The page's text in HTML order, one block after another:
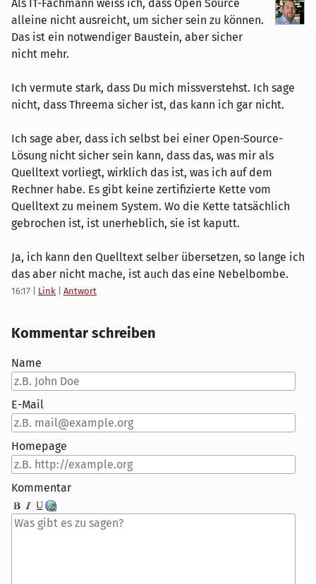
Als IT-Fachmann weiss ich, dass Open Source
alleine nicht ausreicht, um sicher sein zu können.
Das ist ein notwendiger Baustein, aber sicher
nicht mehr.
Ich vermute stark, dass Du mich missverstehst. Ich sage
nicht, dass Threema sicher ist, das kann ich gar nicht.
Ich sage aber, dass ich selbst bei einer Open-Source-
Lösung nicht sicher sein kann, dass das, was mir als
Quelltext vorliegt, wirklich das ist, was ich auf dem
Rechner habe. Es gibt keine zertifizierte Kette vom
Quelltext zu meinem System. Wo die Kette tatsächlich
gebrochen ist, ist unerheblich, sie ist kaputt.
Ja, ich kann den Quelltext selber übersetzen, so lange ich
das aber nicht mache, ist auch das eine Nebelbombe.
16:17 Link Antwort
Kommentar schreiben
Name
E-Mail
Homepage
Kommentar